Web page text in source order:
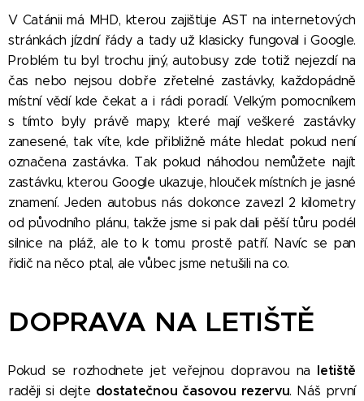
V Catánii má MHD, kterou zajišťuje AST na internetových
stránkách jízdní řády a tady už klasicky fungoval i Google.
Problém tu byl trochu jiný, autobusy zde totiž nejezdí na
čas nebo nejsou dobře zřetelné zastávky, každopádně
místní vědí kde čekat a i rádi poradí. Velkým pomocníkem
s tímto byly právě mapy, které mají veškeré zastávky
zanesené, tak víte, kde přibližně máte hledat pokud není
označena zastávka. Tak pokud náhodou nemůžete najít
zastávku, kterou Google ukazuje, hlouček místních je jasné
znamení. Jeden autobus nás dokonce zavezl 2 kilometry
od původního plánu, takže jsme si pak dali pěší tůru podél
silnice na pláž, ale to k tomu prostě patří. Navíc se pan
řidič na něco ptal, ale vůbec jsme netušili na co.
DOPRAVA NA LETIŠTĚ
Pokud se rozhodnete jet veřejnou dopravou na letiště
raději si dejte dostatečnou časovou rezervu. Náš první